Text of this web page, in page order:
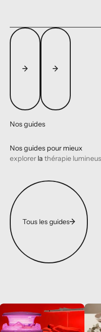
Nos guides
Nos guides pour mieux
explorer lathérapie
Tous les guides
Tous les guides
LED ou panneau mural
Les
PBM